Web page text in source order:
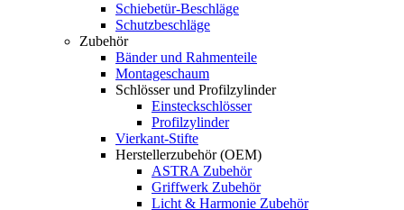
Schiebetür-Beschläge
Schutzbeschläge
Zubehör
Bänder und Rahmenteile
Montageschaum
Schlösser und Profilzylinder
Einsteckschlösser
Profilzylinder
Vierkant-Stifte
Herstellerzubehör (OEM)
ASTRA Zubehör
Griffwerk Zubehör
Licht & Harmonie Zubehör